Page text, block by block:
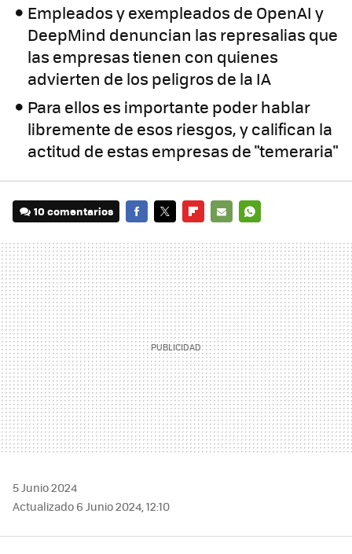
Empleados y exempleados de OpenAI y
DeepMind denuncian las represalias que
las empresas tienen con quienes
advierten de los peligros de la IA
Para ellos es importante poder hablar
libremente de esos riesgos, y califican la
actitud de estas empresas de "temeraria"
10 comentarios
MAIL
5 Junio 2024
Actualizado 6 Junio 2024, 12:10